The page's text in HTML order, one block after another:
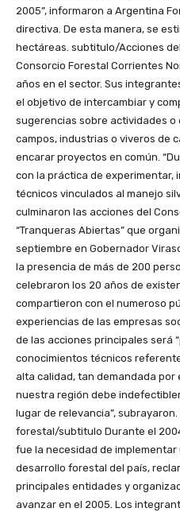
2005”, informaron a Argentina
directiva. De esta manera, se
hectáreas. subtitulo/Acciones
Consorcio Forestal Corrientes
años en el sector. Sus
el objetivo de intercambiar y
sugerencias sobre actividades o
campos, industrias o viveros de
encarar proyectos en común.
con la práctica de experimentar,
técnicos vinculados al manejo
culminaron las acciones del
“Tranqueras Abiertas” que
septiembre en Gobernador
la presencia de más de 200
celebraron los 20 años de
compartieron con el numeroso
experiencias de las empresas
de las acciones principales será
conocimientos técnicos
alta calidad, tan demandada por
nuestra región debe
lugar de relevancia”,
forestal/subtitulo Durante el
fue la necesidad de implementar
desarrollo forestal del país,
principales entidades y
avanzar en el 2005. Los